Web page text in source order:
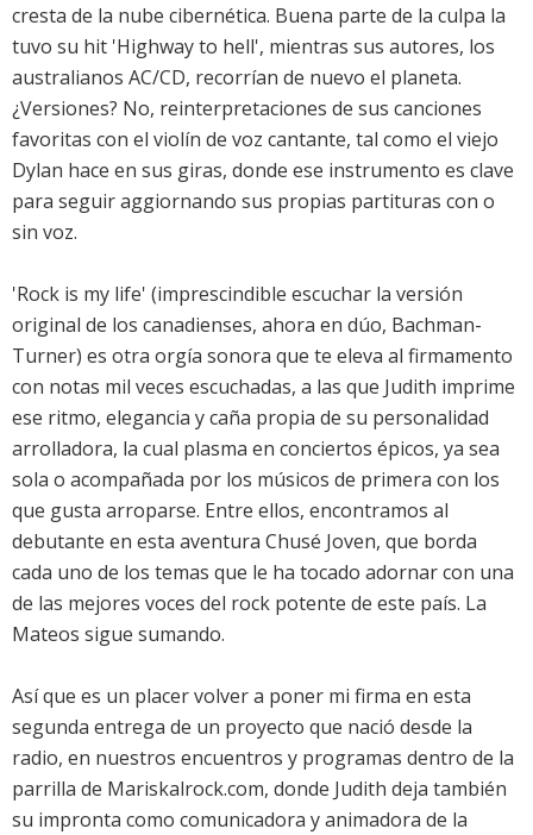
cresta de la nube cibernética. Buena parte de la culpa la
tuvo su hit 'Highway to hell', mientras sus autores, los
australianos AC/CD, recorrían de nuevo el planeta.
¿Versiones? No, reinterpretaciones de sus canciones
favoritas con el violín de voz cantante, tal como el viejo
Dylan hace en sus giras, donde ese instrumento es clave
para seguir aggiornando sus propias partituras con o
sin voz.
'Rock is my life' (imprescindible escuchar la versión
original de los canadienses, ahora en dúo, Bachman-
Turner) es otra orgía sonora que te eleva al firmamento
con notas mil veces escuchadas, a las que Judith imprime
ese ritmo, elegancia y caña propia de su personalidad
arrolladora, la cual plasma en conciertos épicos, ya sea
sola o acompañada por los músicos de primera con los
que gusta arroparse. ­Entre ellos, encontramos al
debutante en esta aventura Chusé Joven, que borda
cada uno de los temas que le ha tocado adornar con una
de las mejores voces del rock potente de este país. La
Mateos sigue sumando.
Así que es un placer volver a poner mi firma en esta
segunda entrega de un ­proyecto que nació desde la
radio, en nuestros encuentros y programas dentro de ­la
parrilla de Mariskalrock.com, donde Judith deja también
su impronta como comunicadora y animadora de la